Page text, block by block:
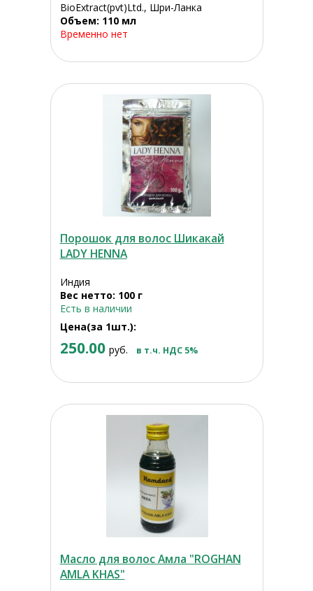
BioExtract(pvt)Ltd., Шри-Ланка
Объем: 110 мл
Временно нет
Порошок для волос Шикакай
LADY HENNA
Индия
Вес нетто: 100 г
Есть в наличии
Цена(за 1шт.):
250.00 руб. в т.ч. НДС 5%
Масло для волос Амла "ROGHAN
AMLA KHAS"